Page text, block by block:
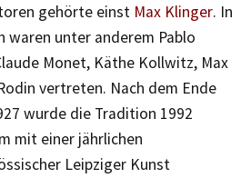
gehörte einst Max Klinger. In
waren unter anderem Pablo
Monet, Käthe Kollwitz, Max
vertreten. Nach dem Ende
wurde die Tradition 1992
mit einer jährlichen
Leipziger Kunst